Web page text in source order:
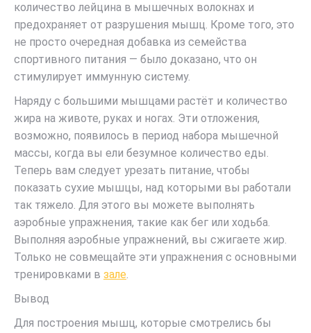
количество лейцина в мышечных волокнах и
предохраняет от разрушения мышц. Кроме того, это
не просто очередная добавка из семейства
спортивного питания — было доказано, что он
стимулирует иммунную систему.
Наряду с большими мышцами растёт и количество
жира на животе, руках и ногах. Эти отложения,
возможно, появилось в период набора мышечной
массы, когда вы ели безумное количество еды.
Теперь вам следует урезать питание, чтобы
показать сухие мышцы, над которыми вы работали
так тяжело. Для этого вы можете выполнять
аэробные упражнения, такие как бег или ходьба.
Выполняя аэробные упражнений, вы сжигаете жир.
Только не совмещайте эти упражнения с основными
тренировками в зале.
Вывод
Для построения мышц, которые смотрелись бы